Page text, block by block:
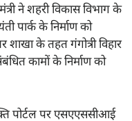
ने शहरी विकास विभाग के
पार्क के निर्माण को
के तहत गंगोत्री विहार
कामों के निर्माण को
पोर्टल पर एसएएससीआई